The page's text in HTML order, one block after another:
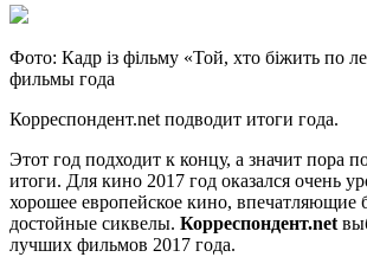
Фото: Кадр із фільму «Той, хто біжить по
фильмы года
Корреспондент.net подводит итоги года.
Этот год подходит к концу, а значит пора
итоги. Для кино 2017 год оказался очень
хорошее европейское кино, впечатляющие
достойные сиквелы. Корреспондент.net
лучших фильмов 2017 года.